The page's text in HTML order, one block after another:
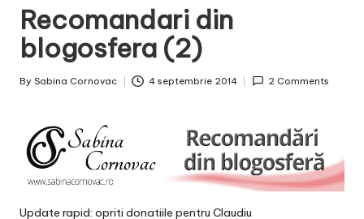
a
C
o
r
o
v
a
-
Recomandari din
blogosfera (2)
Posted
By Sabina Cornovac 4 septembrie 2014 2 Comments
Update rapid: opriti donatiile pentru Claudiu